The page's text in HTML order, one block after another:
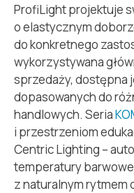
ProfiLight projektuje
o elastycznym
do konkretnego
wykorzystywana
sprzedaży, dostępna
dopasowanych do
handlowych. Seria
i przestrzeniom
Centric Lighting –
temperatury
z naturalnym rytmem